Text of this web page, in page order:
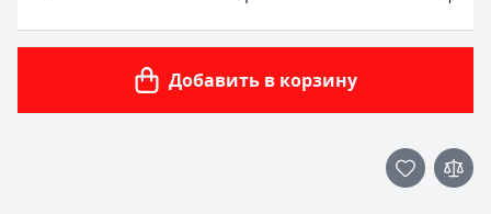
Добавить в корзину